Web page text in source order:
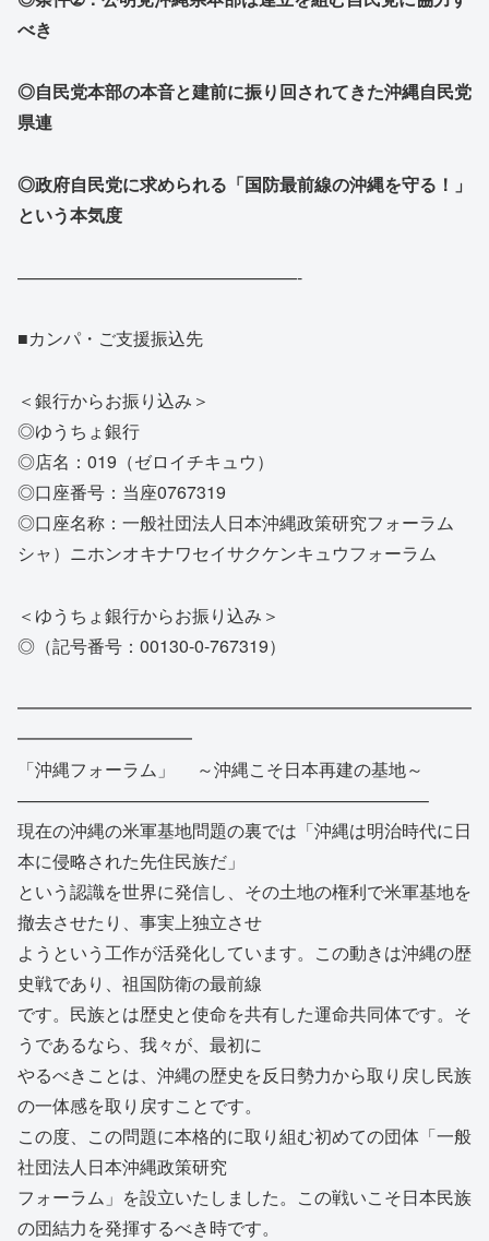
べき
◎自民党本部の本音と建前に振り回されてきた沖縄自民党
県連
◎政府自民党に求められる「国防最前線の沖縄を守る！」
という本気度
————————————————-
■カンパ・ご支援振込先
＜銀行からお振り込み＞
◎ゆうちょ銀行
◎店名：019（ゼロイチキュウ）
◎口座番号：当座0767319
◎口座名称：一般社団法人日本沖縄政策研究フォーラム
シャ）ニホンオキナワセイサクケンキュウフォーラム
＜ゆうちょ銀行からお振り込み＞
◎（記号番号：00130-0-767319）
━━━━━━━━━━━━━━━━━━━━━━━━━━
━━━━━━━━━━
「沖縄フォーラム」 ～沖縄こそ日本再建の基地～
———————————————————————–
現在の沖縄の米軍基地問題の裏では「沖縄は明治時代に日
本に侵略された先住民族だ」
という認識を世界に発信し、 その土地の権利で米軍基地を
撤去させたり、事実上独立させ
ようという工作が活発化しています。 この動きは沖縄の歴
史戦であり、祖国防衛の最前線
です。民族とは歴史と使命を共有した運命共同体です。 そ
うであるなら、我々が、最初に
やるべきことは、 沖縄の歴史を反日勢力から取り戻し民族
の一体感を取り戻すことです。
この度、この問題に本格的に取り組む初めての団体「一般
社団法人日本沖縄政策研究
フォーラム」を設立いたしました。 この戦いこそ日本民族
の団結力を発揮するべき時です。